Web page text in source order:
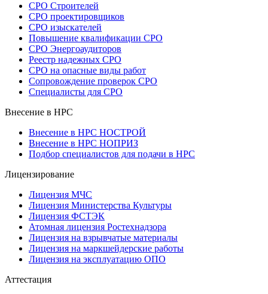
СРО Строителей
СРО проектировщиков
СРО изыскателей
Повышение квалификации СРО
СРО Энергоаудиторов
Реестр надежных СРО
СРО на опасные виды работ
Сопровождение проверок СРО
Специалисты для СРО
Внесение в НРС
Внесение в НРС НОСТРОЙ
Внесение в НРС НОПРИЗ
Подбор специалистов для подачи в НРС
Лицензирование
Лицензия МЧС
Лицензия Министерства Культуры
Лицензия ФСТЭК
Атомная лицензия Ростехнадзора
Лицензия на взрывчатые материалы
Лицензия на маркшейдерские работы
Лицензия на эксплуатацию ОПО
Аттестация